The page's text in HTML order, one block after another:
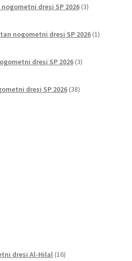
dresi SP 2026 3izdelki
nogometni dresi SP 2026 1izdelek
dresi SP 2026 3izdelki
dresi SP 2026 38izdelkov
dresi Al-Hilal 16izdelkov